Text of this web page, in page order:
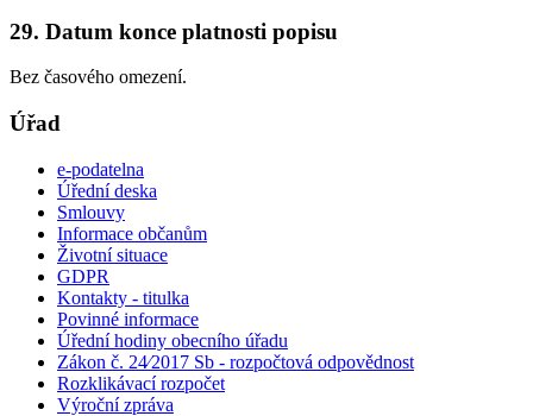
29. Datum konce platnosti popisu
Bez časového omezení.
Úřad
e-podatelna
Úřední deska
Smlouvy
Informace občanům
Životní situace
GDPR
Kontakty - titulka
Povinné informace
Úřední hodiny obecního úřadu
Zákon č. 24⁄2017 Sb - rozpočtová odpovědnost
Rozklikávací rozpočet
Výroční zpráva